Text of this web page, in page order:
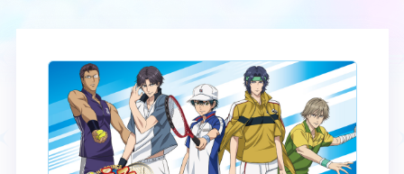
作品タイトル 商品情報
Event
イベント
Card List
カードリスト